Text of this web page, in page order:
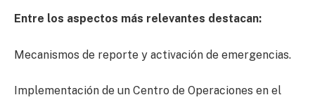
Entre los aspectos más relevantes destacan:
Mecanismos de reporte y activación de emergencias.
Implementación de un Centro de Operaciones en el